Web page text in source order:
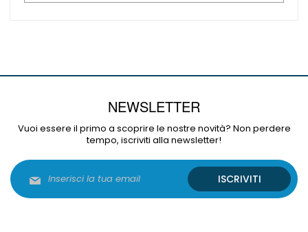
NEWSLETTER
Vuoi essere il primo a scoprire le nostre novità? Non perdere
tempo, iscriviti alla newsletter!
alla
nostra
ISCRIVITI